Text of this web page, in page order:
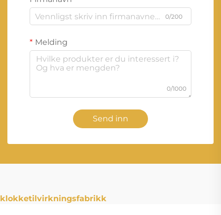
0/200
Melding
0/1000
Send inn
klokketilvirkningsfabrikk